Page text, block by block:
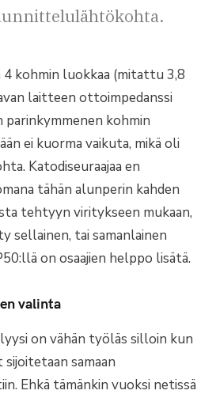
4 kohmin luokkaa (mitattu 3,8
laitteen ottoimpedanssi
parinkymmenen kohmin
ei kuorma vaikuta, mikä oli
Katodiseuraajaa en
tähän alunperin kahden
tehtyyn viritykseen mukaan,
sellainen, tai samanlainen
on osaajien helppo lisätä.
valinta
on vähän työläs silloin kun
samaan
Ehkä tämänkin vuoksi netissä